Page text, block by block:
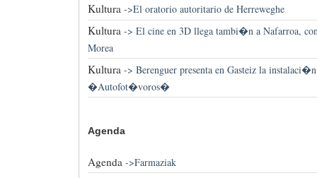
Kultura->El oratorio autoritario de Herreweghe
Kultura-> El cine en 3D llega tambi�n a Nafarroa,
Morea
Kultura -> Berenguer presenta en Gasteiz la
�Autofot�voros�
Agenda
Agenda ->Farmaziak